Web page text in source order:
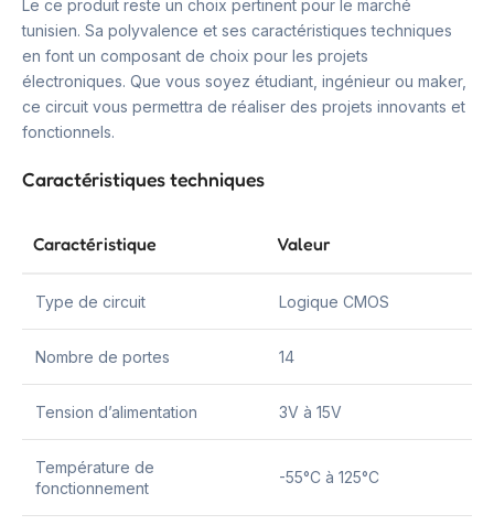
Le ce produit reste un choix pertinent pour le marché
tunisien. Sa polyvalence et ses caractéristiques techniques
en font un composant de choix pour les projets
électroniques. Que vous soyez étudiant, ingénieur ou maker,
ce circuit vous permettra de réaliser des projets innovants et
fonctionnels.
Caractéristiques techniques
Caractéristique Valeur
Type de circuit Logique CMOS
Nombre de portes 14
Tension d’alimentation 3V à 15V
Température de
fonctionnement
-55°C à 125°C